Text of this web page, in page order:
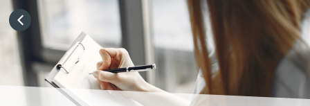
HOME
CATEGORIES